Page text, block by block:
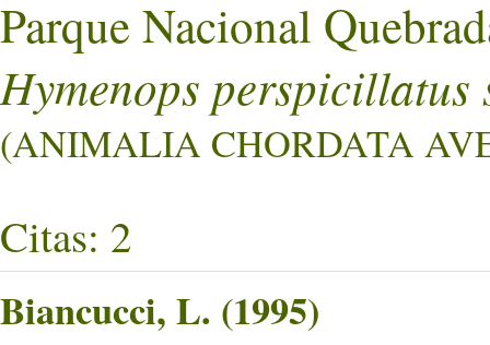
Parque Nacional
Hymenops perspicillatus
(ANIMALIA CHORDATA
Citas: 2
Biancucci, L. (1995)